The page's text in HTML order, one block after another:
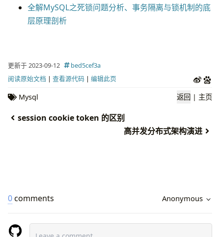
全解MySQL之死锁问题分析、事务隔离与锁机制的底
层原理剖析
更新于 2023-09-12
bed5cef3a
阅读原始文档 | 查看源代码 | 编辑此页
Mysql 返回 | 主页
session cookie token 的区别
高并发分布式架构演进
0comments Anonymous